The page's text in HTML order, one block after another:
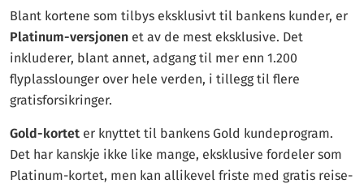
Blant kortene som tilbys eksklusivt til bankens kunder, er
Platinum-versjonen et av de mest eksklusive. Det
inkluderer, blant annet, adgang til mer enn 1.200
flyplasslounger over hele verden, i tillegg til flere
gratisforsikringer.
Gold-kortet er knyttet til bankens Gold kundeprogram.
Det har kanskje ikke like mange, eksklusive fordeler som
Platinum-kortet, men kan allikevel friste med gratis reise-